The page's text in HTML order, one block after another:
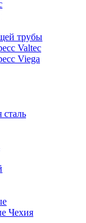
трубы
Valtec
Viega
Чехия